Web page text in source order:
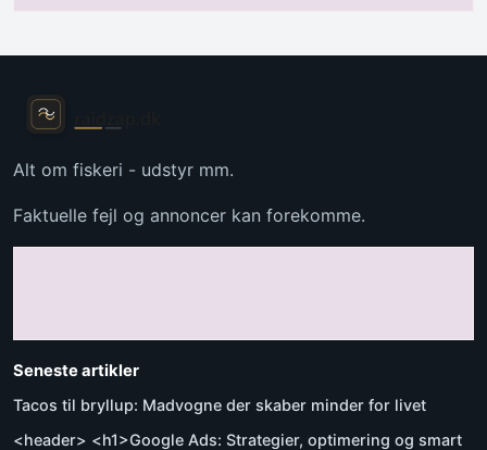
Alt om fiskeri - udstyr mm.
Faktuelle fejl og annoncer kan forekomme.
Seneste artikler
Tacos til bryllup: Madvogne der skaber minder for livet
<header> <h1>Google Ads: Strategier, optimering og smart